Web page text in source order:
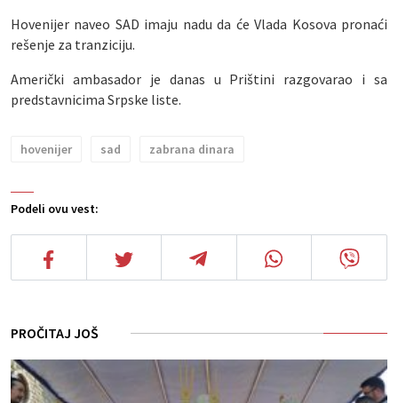
Podeli ovu vest:
Hovenijer naveo SAD imaju nadu da će Vlada Kosova pronaći
rešenje za tranziciju.
Američki ambasador je danas u Prištini razgovarao i sa
predstavnicima Srpske liste.
hovenijer sad zabrana dinara
PROČITAJ JOŠ